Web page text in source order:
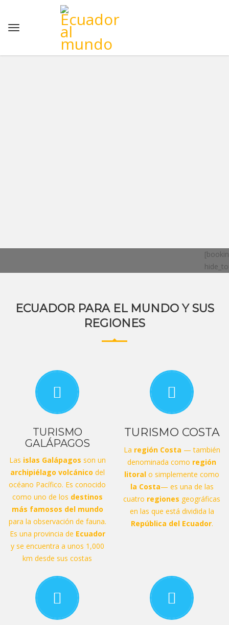
ECUADOR PARA EL MUNDO Y SUS
REGIONES
TURISMO
GALÁPAGOS
Las islas Galápagos son un
archipiélago volcánico del
océano Pacífico. Es conocido
como uno de los destinos
más famosos del mundo
para la observación de fauna.
Es una provincia de Ecuador
y se encuentra a unos 1,000
km desde sus costas
TURISMO COSTA
La región Costa — también
denominada como región
litoral o simplemente como
la Costa— es una de las
cuatro regiones geográficas
en las que está dividida la
República del Ecuador.